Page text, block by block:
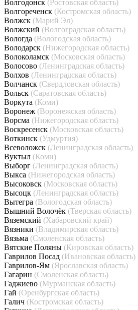
Волгодонск (Ростовская область)
Волгореченск (Костромская область)
Волжск (Марий Эл)
Волжский (Волгоградская область)
Вологда (Вологодская область)
Володарск (Нижегородская область)
Волоколамск (Московская область)
Волосово (Ленинградская область)
Волхов (Ленинградская область)
Волчанск (Свердловская область)
Вольск (Саратовская область)
Воркута (Коми)
Воронеж (Воронежская область)
Ворсма (Нижегородская область)
Воскресенск (Московская область)
Воткинск (Удмуртия)
Всеволожск (Ленинградская область)
Вуктыл (Коми)
Выборг (Ленинградская область)
Выкса (Нижегородская область)
Высоковск (Московская область)
Высоцк (Ленинградская область)
Вытегра (Вологодская область)
Вышний Волочёк (Тверская область)
Вяземский (Хабаровский край)
Вязники (Владимирская область)
Вязьма (Смоленская область)
Вятские Поляны (Кировская область)
Гаврилов Посад (Ивановская область)
Гаврилов-Ям (Ярославская область)
Гагарин (Смоленская область)
Гаджиево (Мурманская область)
Гай (Оренбургская область)
Галич (Костромская область)